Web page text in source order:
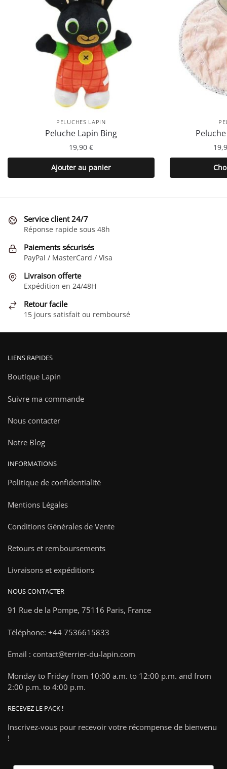
PELUCHES LAPIN
Peluche Lapin Bing
19,90 €
Ajouter au panier
Service client 24/7
Réponse rapide sous 48h
Paiements sécurisés
PayPal / MasterCard / Visa
Livraison offerte
Expédition en 24/48H
Retour facile
15 jours satisfait ou remboursé
LIENS RAPIDES
Boutique Lapin
Suivre ma commande
Nous contacter
Notre Blog
INFORMATIONS
Politique de confidentialité
Mentions Légales
Conditions Générales de Vente
Retours et remboursements
Livraisons et expéditions
NOUS CONTACTER
91 Rue de la Pompe, 75116 Paris, France
Téléphone: +44 7536615833
Email : contact@terrier-du-lapin.com
Monday to Friday from 10:00 a.m. to 12:00 p.m. and from
2:00 p.m. to 4:00 p.m.
RECEVEZ LE PACK !
Inscrivez-vous pour recevoir votre récompense de bienvenu
!